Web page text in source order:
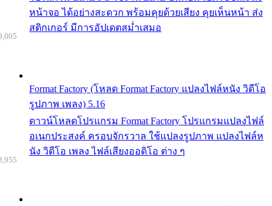
หน้าจอ ได้อย่างสะดวก พร้อมคุยด้วยเสียง คุยเห็นหน้า ส่ง
สติกเกอร์ มีการอัปเดตสม่ำเสมอ
Format Factory (โหลด Format Factory แปลงไฟล์หนัง วิดีโอ
รูปภาพ เพลง) 5.16
ดาวน์โหลดโปรแกรม Format Factory โปรแกรมแปลงไฟล์
อเนกประสงค์ ครอบจักรวาล ใช้แปลงรูปภาพ แปลงไฟล์ห
นัง วิดีโอ เพลง ไฟล์เสียงออดิโอ ต่าง ๆ